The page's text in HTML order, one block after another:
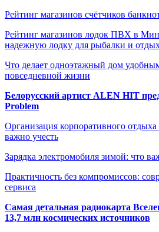
Рейтинг магазинов счётчиков
Рейтинг магазинов лодок ПВХ в
надежную лодку для рыбалки и
Что делает одноэтажный дом
повседневной жизни
Белорусский артист ALEN HIT
Problem
Организация корпоративного
важно учесть
Зарядка электромобиля зимой: что
Практичность без компромиссов:
сервиса
Самая детальная радиокарта
13,7 млн космических источников